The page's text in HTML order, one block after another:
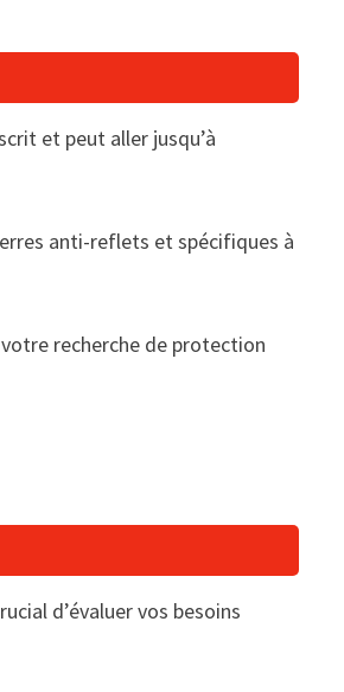
et peut aller jusqu’à
anti-reflets et spécifiques à
recherche de protection
d’évaluer vos besoins